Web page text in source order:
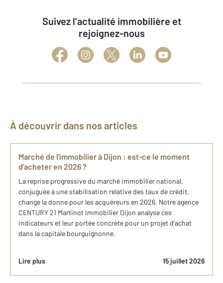
Suivez l’actualité immobilière et
rejoignez-nous
À découvrir dans nos articles
Marché de l'immobilier à Dijon : est-ce le moment
d'acheter en 2026 ?
La reprise progressive du marché immobilier national,
conjuguée à une stabilisation relative des taux de crédit,
change la donne pour les acquéreurs en 2026. Notre agence
CENTURY 21 Martinot Immobilier Dijon analyse ces
indicateurs et leur portée concrète pour un projet d'achat
dans la capitale bourguignonne.
Lire plus 15 juillet 2026